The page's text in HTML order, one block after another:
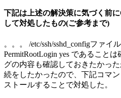
下記は上述の解決策に気づく前
して対処したもの(ご参考まで)
。。。 /etc/ssh/sshd_configファイ
PermitRootLogin yes であることは
グの内容も確認しておきたかっ
続をしたかったので、下記コマン
ストールすることで対処した。